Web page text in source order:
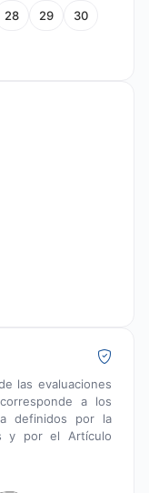
28 29 30
las evaluaciones
a los
definidos por la
y por el Artículo